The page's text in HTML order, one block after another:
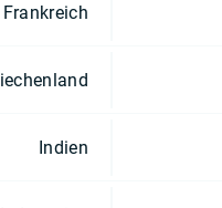
Frankreich
Indien